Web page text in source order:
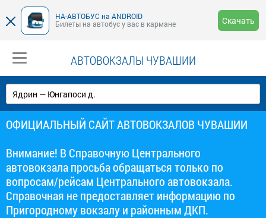
НА-АВТОБУС на ANDROID
Билеты на автобус у вас в кармане
Скачать
АВТОВОКЗАЛЫ ЧУВАШИИ
ОФИЦИАЛЬНЫЙ САЙТ АВТОВОКЗАЛОВ ЧУВАШИИ
Внимание! В Справочную Центрального
автовокзала просьба обращаться только по
вопросам/рейсам Центрального автовокзала.
Справочная не предоставляет информацию по
Пригородному вокзалу и районным ДКП.